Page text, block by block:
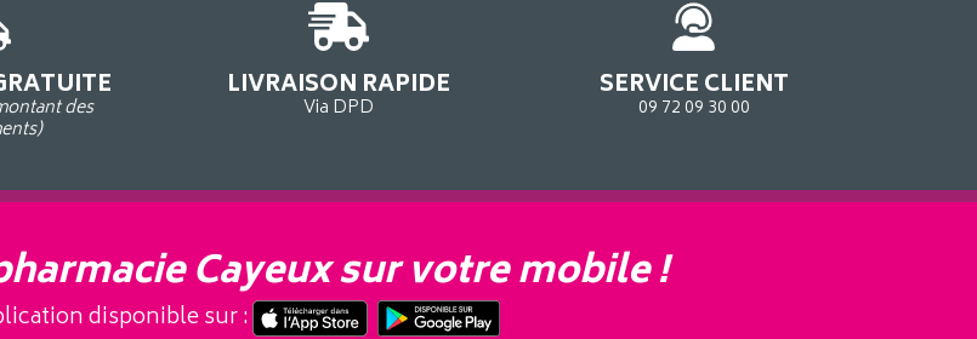
des
LIVRAISON RAPIDE
Via DPD
SERVICE CLIENT
09 72 09 30 00
Cayeux sur votre mobile !
disponible sur :